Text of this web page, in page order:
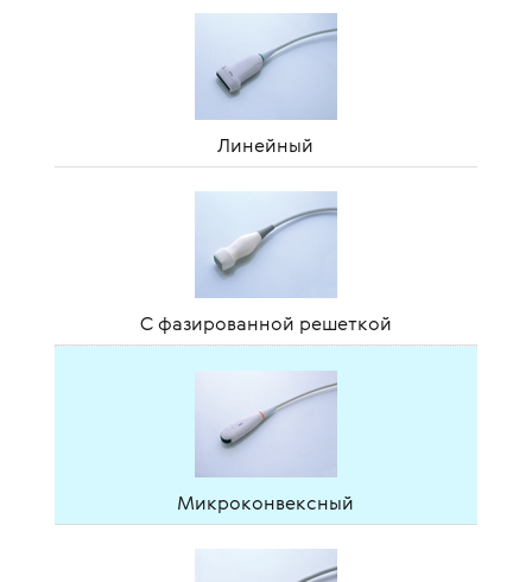
Линейный
С фазированной решеткой
Микроконвексный